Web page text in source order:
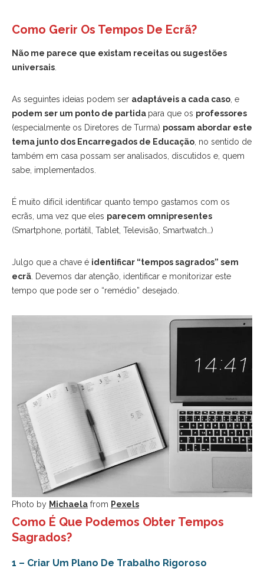
Como Gerir Os Tempos De Ecrã?
Não me parece que existam receitas ou sugestões
universais.
As seguintes ideias podem ser adaptáveis a cada caso, e
podem ser um ponto de partida para que os professores
(especialmente os Diretores de Turma) possam abordar este
tema junto dos Encarregados de Educação, no sentido de
também em casa possam ser analisados, discutidos e, quem
sabe, implementados.
É muito difícil identificar quanto tempo gastamos com os
ecrãs, uma vez que eles parecem omnipresentes
(Smartphone, portátil, Tablet, Televisão, Smartwatch…)
Julgo que a chave é identificar “tempos sagrados” sem
ecrã. Devemos dar atenção, identificar e monitorizar este
tempo que pode ser o “remédio” desejado.
Photo by Michaela from Pexels
Como É Que Podemos Obter Tempos
Sagrados?
1 – Criar Um Plano De Trabalho Rigoroso